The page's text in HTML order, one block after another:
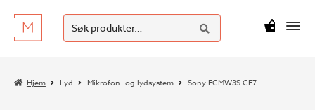
Hopp
til
Hopp
til
Søk
etter:
SØK
kr0
Hjem Lyd Mikrofon- og lydsystem Sony ECMW3S.CE7